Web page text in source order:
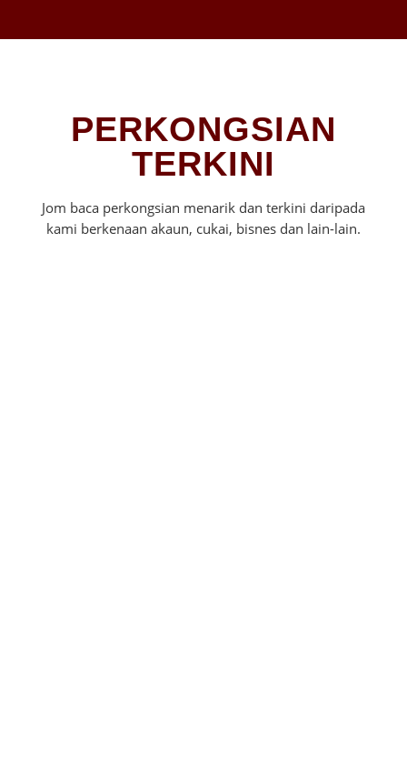
PERKONGSIAN
TERKINI
Jom baca perkongsian menarik dan terkini daripada
kami berkenaan akaun, cukai, bisnes dan lain-lain.